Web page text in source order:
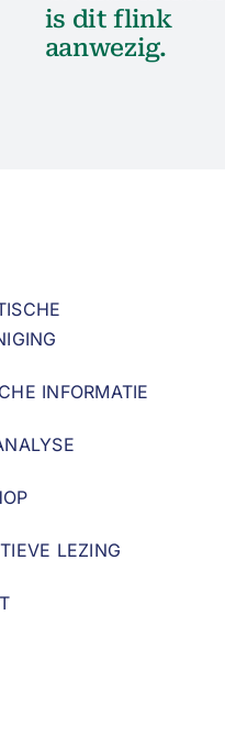
is dit flink
aanwezig.
INFORMATIE
LEZING